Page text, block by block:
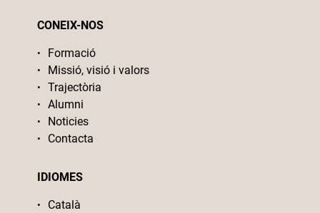
CONEIX-NOS
Formació
Missió, visió i valors
Trajectòria
Alumni
Noticies
Contacta
IDIOMES
Català